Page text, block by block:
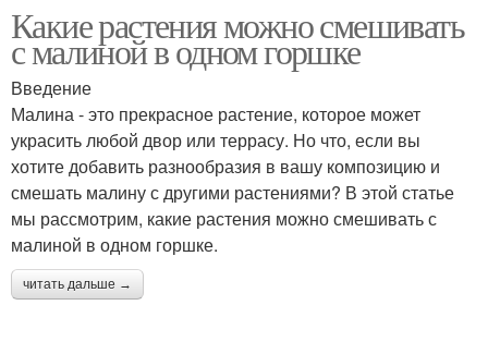
Какие растения можно смешивать
с малиной в одном горшке
Введение
Малина - это прекрасное растение, которое может
украсить любой двор или террасу. Но что, если вы
хотите добавить разнообразия в вашу композицию и
смешать малину с другими растениями? В этой статье
мы рассмотрим, какие растения можно смешивать с
малиной в одном горшке.
читать дальше →